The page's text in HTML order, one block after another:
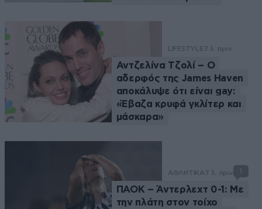
LIFESTYLE7 λ. πριν
Αντζελίνα Τζολί – Ο
αδερφός της James Haven
αποκάλυψε ότι είναι gay:
«Έβαζα κρυφά γκλίτερ και
μάσκαρα»
ΑΘΛΗΤΙΚΑ7 λ. πριν 1
ΠΑΟΚ – Άντερλεχτ 0-1: Με
την πλάτη στον τοίχο